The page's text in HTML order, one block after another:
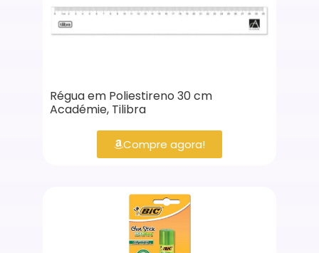
Régua em Poliestireno 30 cm
Académie, Tilibra
Compre agora!